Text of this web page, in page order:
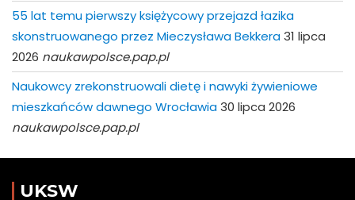
55 lat temu pierwszy księżycowy przejazd łazika
skonstruowanego przez Mieczysława Bekkera31 lipca
2026 naukawpolsce.pap.pl
Naukowcy zrekonstruowali dietę i nawyki żywieniowe
mieszkańców dawnego Wrocławia30 lipca 2026
naukawpolsce.pap.pl
UKSW